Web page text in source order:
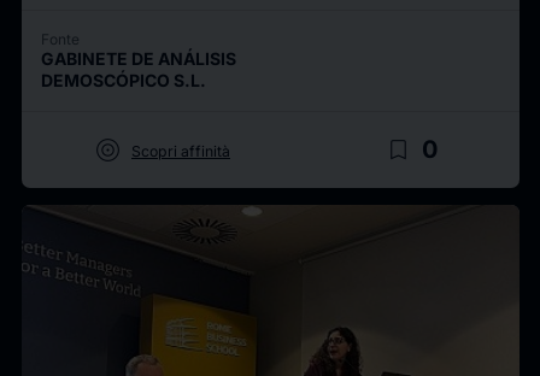
Fonte
GABINETE DE ANÁLISIS
DEMOSCÓPICO S.L.
target Scopri affinità bookmark_border 0